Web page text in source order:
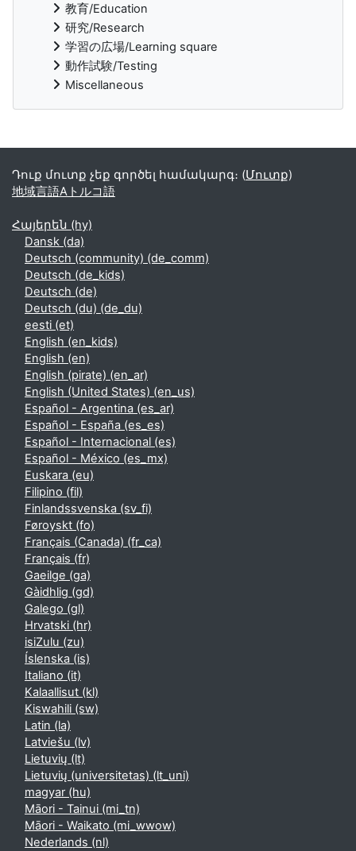
教育/Education
研究/Research
学習の広場/Learning square
動作試験/Testing
Miscellaneous
Supplementary blocks
Դուք մուտք չեք գործել համակարգ։ (Մուտք)
地域言語Aトルコ語
Հայերեն ‎(hy)‎
Dansk ‎(da)‎
Deutsch (community) ‎(de_comm)‎
Deutsch ‎(de_kids)‎
Deutsch ‎(de)‎
Deutsch (du) ‎(de_du)‎
eesti ‎(et)‎
English ‎(en_kids)‎
English ‎(en)‎
English (pirate) ‎(en_ar)‎
English (United States) ‎(en_us)‎
Español - Argentina ‎(es_ar)‎
Español - España ‎(es_es)‎
Español - Internacional ‎(es)‎
Español - México ‎(es_mx)‎
Euskara ‎(eu)‎
Filipino ‎(fil)‎
Finlandssvenska ‎(sv_fi)‎
Føroyskt ‎(fo)‎
Français (Canada) ‎(fr_ca)‎
Français ‎(fr)‎
Gaeilge ‎(ga)‎
Gàidhlig ‎(gd)‎
Galego ‎(gl)‎
Hrvatski ‎(hr)‎
isiZulu ‎(zu)‎
Íslenska ‎(is)‎
Italiano ‎(it)‎
Kalaallisut ‎(kl)‎
Kiswahili ‎(sw)‎
Latin ‎(la)‎
Latviešu ‎(lv)‎
Lietuvių ‎(lt)‎
Lietuvių (universitetas) ‎(lt_uni)‎
magyar ‎(hu)‎
Māori - Tainui ‎(mi_tn)‎
Māori - Waikato ‎(mi_wwow)‎
Nederlands ‎(nl)‎